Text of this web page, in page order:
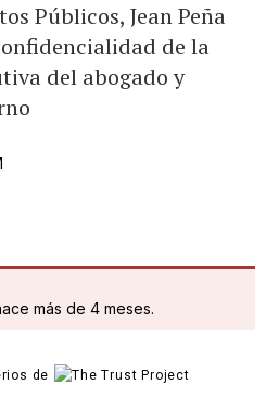
Públicos, Jean Peña
de la
del abogado y
más de 4 meses.
de